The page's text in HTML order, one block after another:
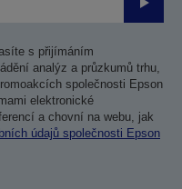
s přijímáním
analýz a průzkumů trhu,
společnosti Epson
elektronické
a chovní na webu, jak
údajů společnosti Epson